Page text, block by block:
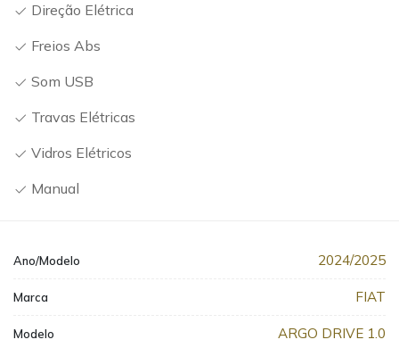
Ano/Modelo 2024/2025
Marca FIAT
Modelo ARGO DRIVE 1.0
Direção Elétrica
Freios Abs
Som USB
Travas Elétricas
Vidros Elétricos
Manual